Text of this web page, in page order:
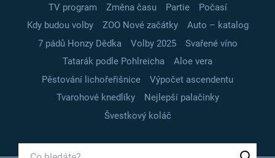
TV program
Změna času Partie
Počasí
Kdy budou volby
ZOO Nové začátky
Auto – katalog
7 pádů Honzy Dědka
Volby 2025
Svařené víno
Tatarák podle Pohlreicha
Aloe vera
Pěstování lichořeřišnice
Výpočet ascendentu
Tvarohové knedlíky
Nejlepší palačinky
Švestkový koláč